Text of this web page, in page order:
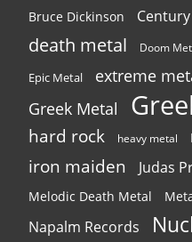
Bruce Dickinson
death metal Doom
Epic Metal extreme
Greek Metal
hard rock heavy metal
iron maiden Judas
Melodic Death Metal
Napalm Records